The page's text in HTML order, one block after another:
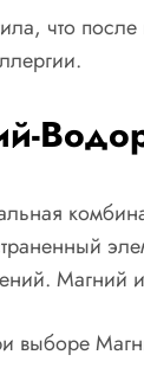
что
Магний
выборе